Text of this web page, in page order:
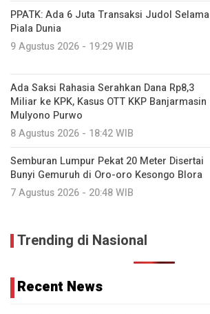
PPATK: Ada 6 Juta Transaksi Judol Selama
Piala Dunia
9 Agustus 2026 - 19:29 WIB
Ada Saksi Rahasia Serahkan Dana Rp8,3
Miliar ke KPK, Kasus OTT KKP Banjarmasin
Mulyono Purwo
8 Agustus 2026 - 18:42 WIB
Semburan Lumpur Pekat 20 Meter Disertai
Bunyi Gemuruh di Oro-oro Kesongo Blora
7 Agustus 2026 - 20:48 WIB
Trending di Nasional
Recent News